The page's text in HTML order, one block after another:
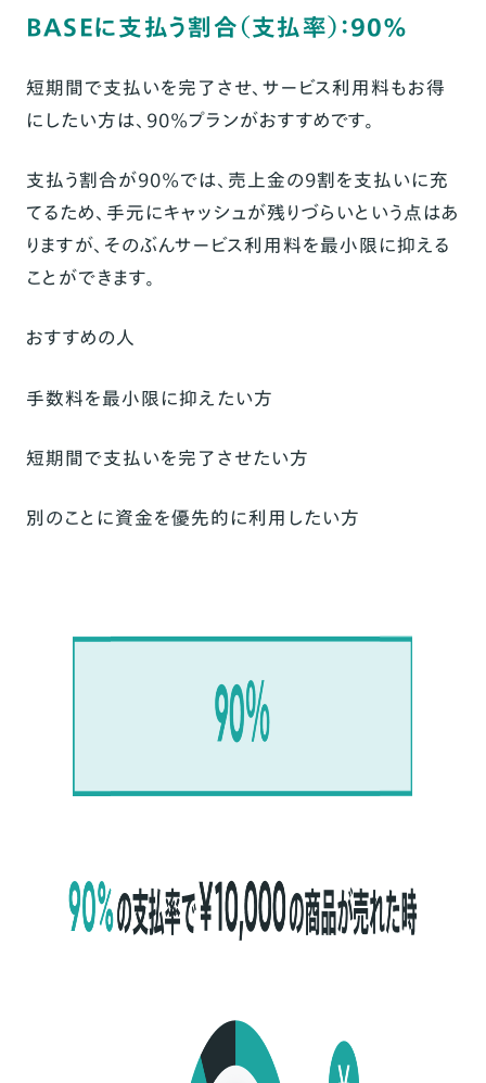
BASEに支払う割合（支払率）：90%
短期間で支払いを完了させ、サービス利用料もお得
にしたい方は、90%プランがおすすめです。
支払う割合が90%では、売上金の9割を支払いに充
てるため、手元にキャッシュが残りづらいという点はあ
りますが、そのぶんサービス利用料を最小限に抑える
ことができます。
おすすめの人
手数料を最小限に抑えたい方
短期間で支払いを完了させたい方
別のことに資金を優先的に利用したい方